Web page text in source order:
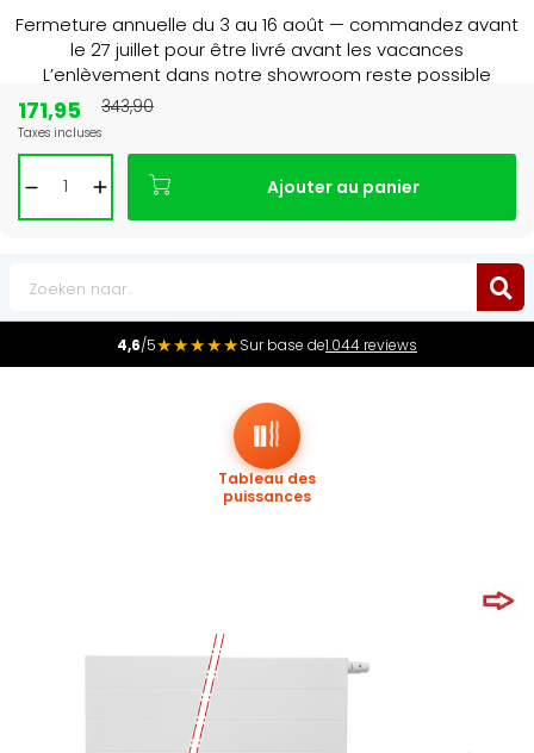
Fermeture annuelle du 3 au 16 août — commandez avant
le 27 juillet pour être livré avant les vacances
L’enlèvement dans notre showroom reste possible
4,6/5★★★★★Sur base de1.044 reviews
Tableau des
puissances
171,95
Taxes incluses
343,90
Ajouter au panier